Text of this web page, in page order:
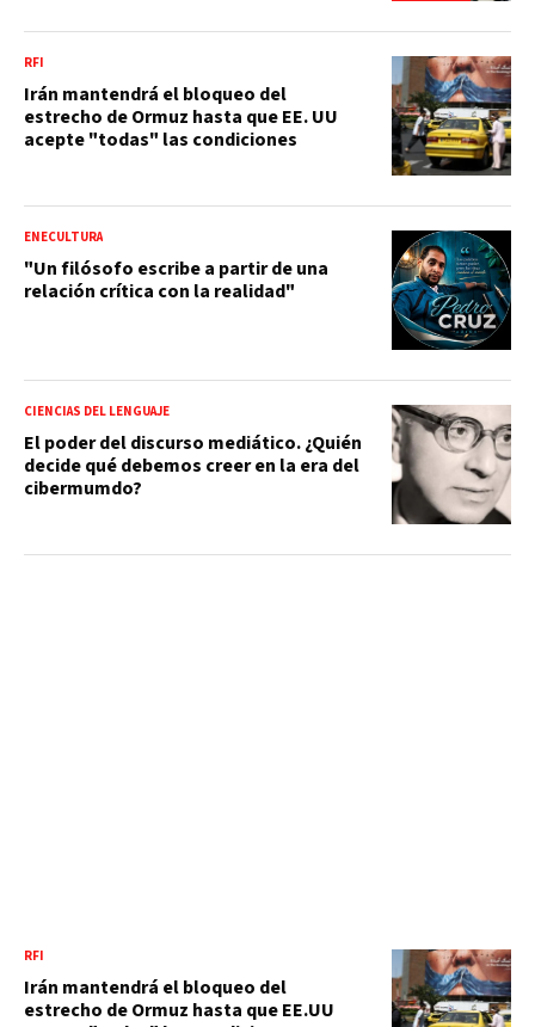
RFI
Irán mantendrá el bloqueo del
estrecho de Ormuz hasta que EE. UU
acepte "todas" las condiciones
ENECULTURA
"Un filósofo escribe a partir de una
relación crítica con la realidad"
CIENCIAS DEL LENGUAJE
El poder del discurso mediático. ¿Quién
decide qué debemos creer en la era del
cibermumdo?
RFI
Irán mantendrá el bloqueo del
estrecho de Ormuz hasta que EE.UU